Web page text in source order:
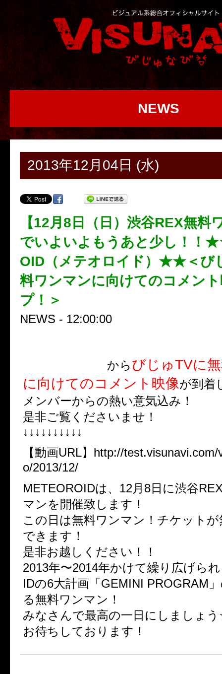
NEWS
2013年12月04日 (水)
【12月8日（日）渋谷REX無料
でいよいよもうあと少し！！
OID（メテオロイド）★★＜び
料ワンマンに向けてのコメン
プ！＞
NEWS - 12:00:00
からびじゅTVに
に向けてのコメント映像が到着
メンバーからの熱い意気込み！
是非ご覧くださいませ！
↓↓↓↓↓↓↓↓↓↓
【動画URL】http://
o/2013/12/
METEOROIDは、12月8日に渋谷
マンを開催致します！
この日は無料ワンマン！チケット
できます！
是非お越しください！！
2013年〜2014年かけて繰り広げら
IDの6大計画「GEMINI PROGRAM
る無料ワンマン！
みなさんで最高の一日にしましょ
お待ちしております！